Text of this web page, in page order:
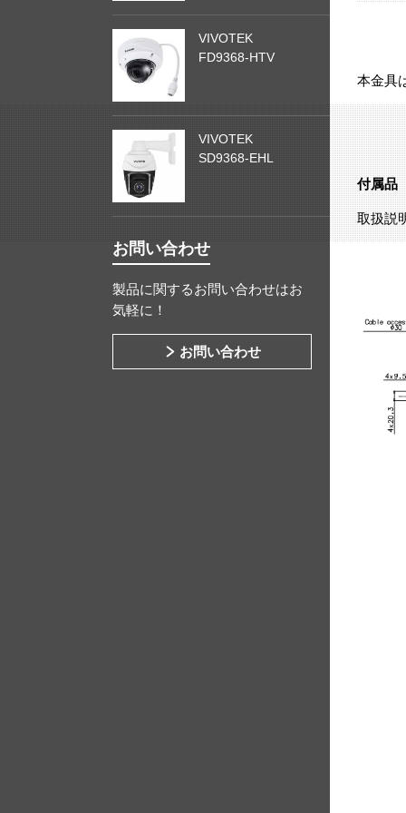
本金具
付属品
取扱説
VIVOTEK
FD9368-HTV
VIVOTEK
SD9368-EHL
お問い合わせ
製品に関するお問い合わせはお
気軽に！
お問い合わせ